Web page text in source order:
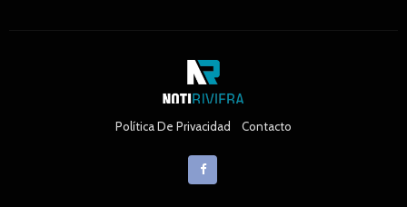
Política De Privacidad Contacto